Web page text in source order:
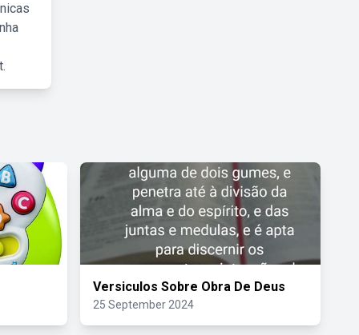
Versiculos Sobre Obra De Deus
25 September 2024